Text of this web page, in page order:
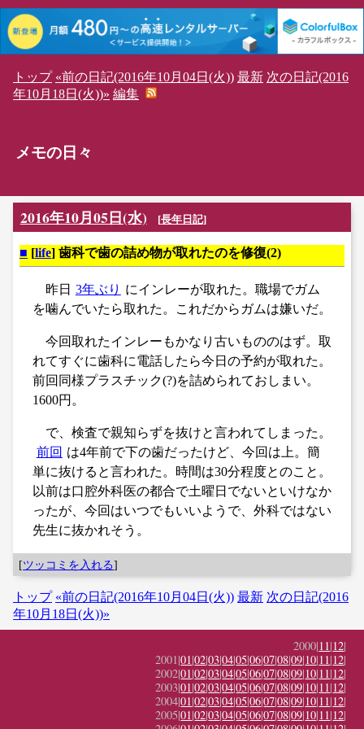
トップ «前の日記(2016年10月04日(火)) 最新 次の日記(2016
年10月18日(火))» 編集
メモの日々
2016年10月05日(水) [長年日記]
■ [life] 歯科で歯の詰め物が取れたのを修復(2)
昨日 3年ぶり にインレーが取れた。職場でガム
を噛んでいたら取れた。これだからガムは嫌いだ。
今回取れたインレーもかなり古いもののはず。取
れてすぐに歯科に電話したら今日の予約が取れた。
前回同様プラスチック(?)を詰められておしまい。
1600円。
で、検査で親知らずを抜けと言われてしまった。
前回 は4年前で下の歯だったけど、今回は上。簡
単に抜けると言われた。時間は30分程度とのこと。
以前は口腔外科医の都合で土曜日でないといけなか
ったが、今回はいつでもいいようで、外科ではない
先生に抜かれそう。
[ツッコミを入れる]
トップ «前の日記(2016年10月04日(火)) 最新 次の日記(2016
年10月18日(火))»
2000|11|12|
2001|01|02|03|04|05|06|07|08|09|10|11|12|
2002|01|02|03|04|05|06|07|08|09|10|11|12|
2003|01|02|03|04|05|06|07|08|09|10|11|12|
2004|01|02|03|04|05|06|07|08|09|10|11|12|
2005|01|02|03|04|05|06|07|08|09|10|11|12|